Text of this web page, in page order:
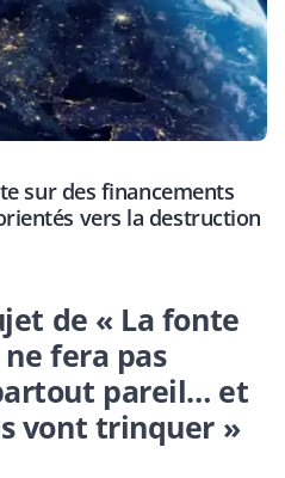
sur des financements
vers la destruction
de « La fonte
fera pas
pareil… et
vont trinquer »